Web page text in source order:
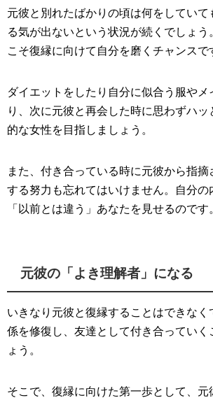
元彼と別れたばかりの頃は何をしていて
る気が出ないという状況が続くでしょう
こそ復縁に向けて自分を磨くチャンスで
ダイエットをしたり自分に似合う服やメ
り、次に元彼と再会した時に思わずハッ
的な女性を目指しましょう。
また、付き合っている時に元彼から指
する努力も忘れてはいけません。自分の
「以前とは違う」あなたを見せるのです
元彼の「よき理解者」になる
いきなり元彼と復縁することはできなく
係を修復し、友達として付き合っていく
ょう。
そこで、復縁に向けた第一歩として、元